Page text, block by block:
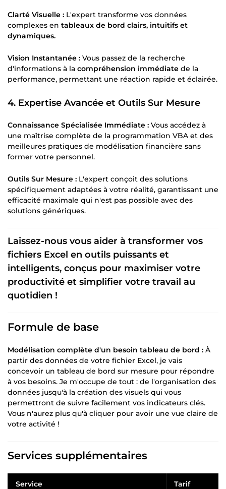
Clarté Visuelle : L'expert transforme vos données
complexes en tableaux de bord clairs, intuitifs et
dynamiques.
Vision Instantanée : Vous passez de la recherche
d'informations à la compréhension immédiate de la
performance, permettant une réaction rapide et éclairée.
4. Expertise Avancée et Outils Sur Mesure
Connaissance Spécialisée Immédiate : Vous accédez à
une maîtrise complète de la programmation VBA et des
meilleures pratiques de modélisation financière sans
former votre personnel.
Outils Sur Mesure : L'expert conçoit des solutions
spécifiquement adaptées à votre réalité, garantissant une
efficacité maximale qui n'est pas possible avec des
solutions génériques.
Laissez-nous vous aider à transformer vos
fichiers Excel en outils puissants et
intelligents, conçus pour maximiser votre
productivité et simplifier votre travail au
quotidien !
Formule de base
Modélisation complète d'un besoin tableau de bord : À
partir des données de votre fichier Excel, je vais
concevoir un tableau de bord sur mesure pour répondre
à vos besoins. Je m'occupe de tout : de l'organisation des
données jusqu'à la création des visuels qui vous
permettront de suivre facilement vos indicateurs clés.
Vous n'aurez plus qu'à cliquer pour avoir une vue claire de
votre activité !
Services supplémentaires
Service Tarif